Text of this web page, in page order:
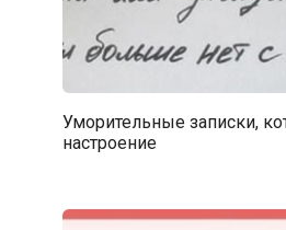
Уморительные записки,
настроение